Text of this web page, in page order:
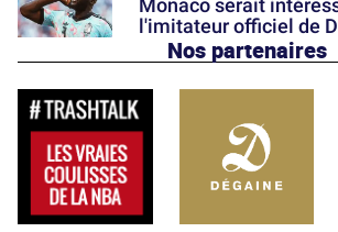
Monaco serait
l'imitateur officiel de
Nos partenaires